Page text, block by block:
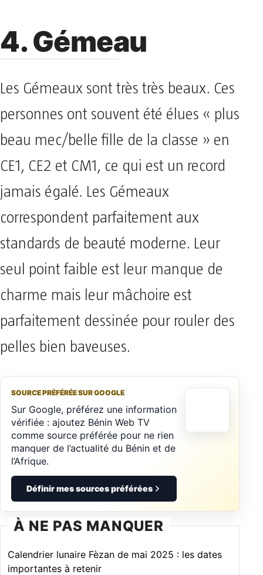
4. Gémeau
Les Gémeaux sont très très beaux. Ces
personnes ont souvent été élues « plus
beau mec/belle fille de la classe » en
CE1, CE2 et CM1, ce qui est un record
jamais égalé. Les Gémeaux
correspondent parfaitement aux
standards de beauté moderne. Leur
seul point faible est leur manque de
charme mais leur mâchoire est
parfaitement dessinée pour rouler des
pelles bien baveuses.
SOURCE PRÉFÉRÉE SUR GOOGLE
Sur Google, préférez une information
vérifiée : ajoutez Bénin Web TV
comme source préférée pour ne rien
manquer de l’actualité du Bénin et de
l’Afrique.
Définir mes sources préférées
À NE PAS MANQUER
Calendrier lunaire Fèzan de mai 2025 : les dates
importantes à retenir